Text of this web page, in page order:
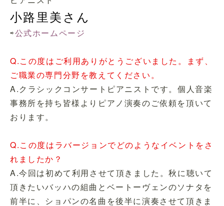
小路里美さん
⇨公式ホームページ
Q.この度はご利用ありがとうございました。まず、
ご職業の専門分野を教えてください。
A.クラシックコンサートピアニストです。個人音楽
事務所を持ち皆様よりピアノ演奏のご依頼を頂いて
おります。
Q.この度はラバージョンでどのようなイベントをさ
れましたか？
A.今回は初めて利用させて頂きました。秋に聴いて
頂きたいバッハの組曲とベートーヴェンのソナタを
前半に、ショパンの名曲を後半に演奏させて頂きま